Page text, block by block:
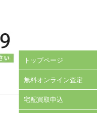
トップページ
無料オンライン査定
宅配買取申込